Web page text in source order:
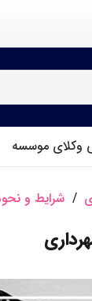
وکلای موسسه
/ شرایط و